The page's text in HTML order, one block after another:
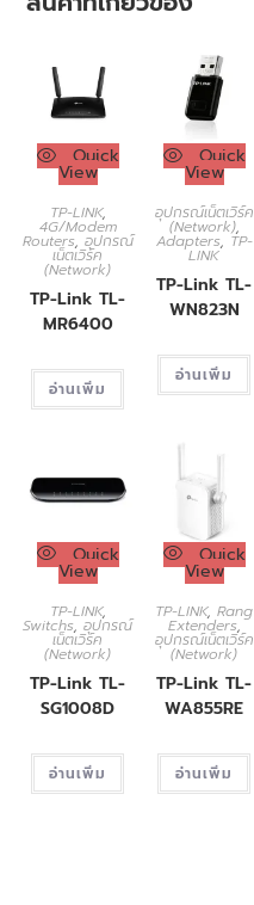
Quick
View
TP-LINK,
4G/Modem
Routers, อุปกรณ์
เน็ตเวิร์ค
(Network)
TP-Link TL-
MR6400
อ่านเพิ่ม
Quick
View
อุปกรณ์เน็ตเวิร์ค
(Network),
Adapters, TP-
LINK
TP-Link TL-
WN823N
อ่านเพิ่ม
Quick
View
TP-LINK,
Switchs,อุปกรณ์
เน็ตเวิร์ค
(Network)
TP-Link TL-
SG1008D
อ่านเพิ่ม
Quick
View
TP-LINK,Rang
Extenders,
อุปกรณ์เน็ตเวิร์ค
(Network)
TP-Link TL-
WA855RE
อ่านเพิ่ม